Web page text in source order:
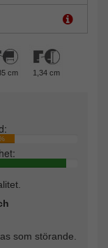
cm 1,34 cm
som störande.